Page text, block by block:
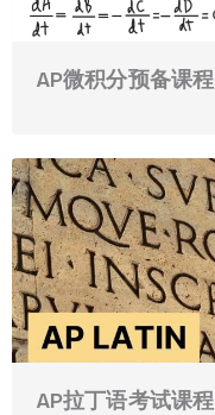
AP微积分预备课程
AP拉丁语考试课程